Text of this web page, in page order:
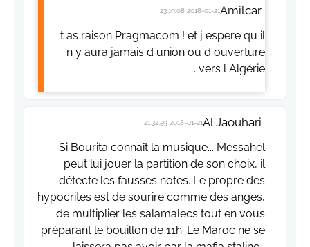
Amilcar
2018-01-21 23:19:08
t as raison Pragmacom ! et j espere qu il
n y aura jamais d union ou d ouverture
vers l Algérie .
Al Jaouhari
2018-01-21 21:32:59
Si Bourita connaît la musique... Messahel
peut lui jouer la partition de son choix, il
détecte les fausses notes. Le propre des
hypocrites est de sourire comme des anges,
de multiplier les salamalecs tout en vous
préparant le bouillon de 11h. Le Maroc ne se